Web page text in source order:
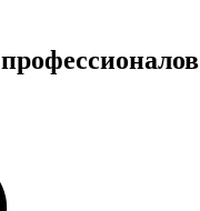
профессионалов